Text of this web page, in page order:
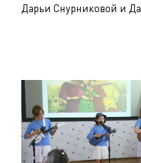
Дарьи Снурниковой и